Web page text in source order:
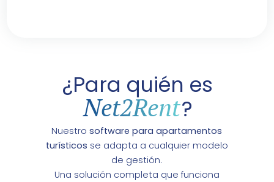
¿Para quién es
Net2Rent?
Nuestro software para apartamentos
turísticos se adapta a cualquier modelo
de gestión.
Una solución completa que funciona